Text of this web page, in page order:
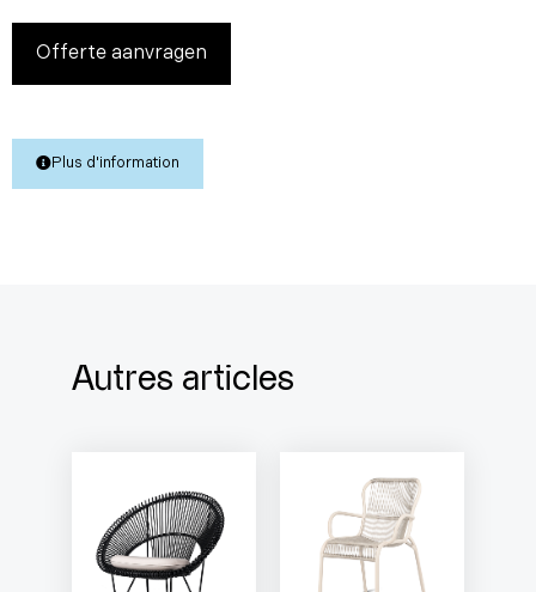
Offerte aanvragen
Plus d'information
Autres articles